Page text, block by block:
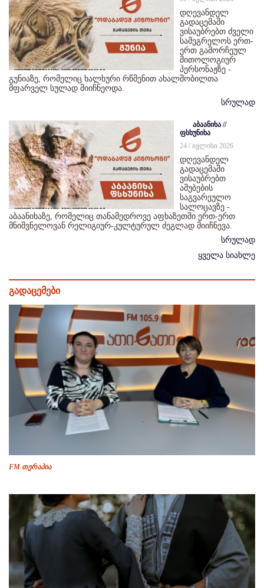
დღევანდელ
გადაცემაში
ვისაუბრებთ ძველი
სამეგრელოს ერთ-
ერთ გამორჩეულ
მითოლოგიურ
პერსონაჟზე -
გუნიაზე, რომელიც ხალხური რწმენით ახალშობილთა
მფარველ სულად მიიჩნეოდა.
სრულად
აბაანიხა //
ფსხუნიხა
24 / ივლისი 2026
დღევანდელ
გადაცემაში
ვისაუბრებთ
აშუბების
საგვარეულო
სალოცავზე -
აბაანიხაზე, რომელიც თანამედროვე აფხაზეთში ერთ-ერთ
მნიშვნელოვან რელიგიურ-კულტურულ ძეგლად მიიჩნევა.
სრულად
ყველა სიახლე
გადაცემები
FM თერაპია